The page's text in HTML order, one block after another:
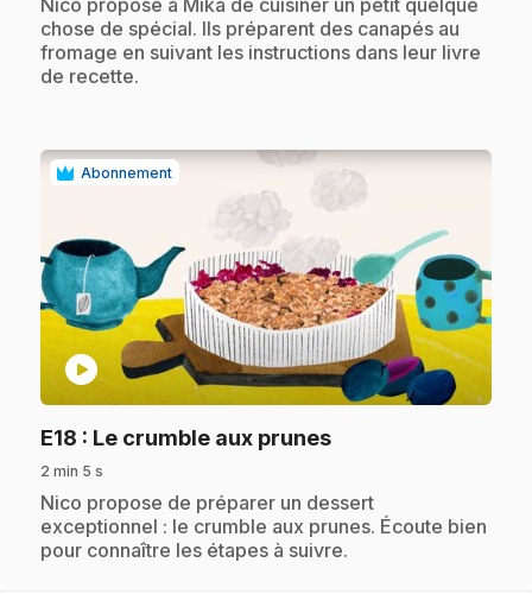
chose de spécial. Ils préparent des canapés au
fromage en suivant les instructions dans leur livre
de recette.
Abonnement
play_circle
E18 : Le crumble aux prunes.
2 min 5 s
.Nico propose de préparer un dessert
exceptionnel : le crumble aux prunes. Écoute bien
pour connaître les étapes à suivre.